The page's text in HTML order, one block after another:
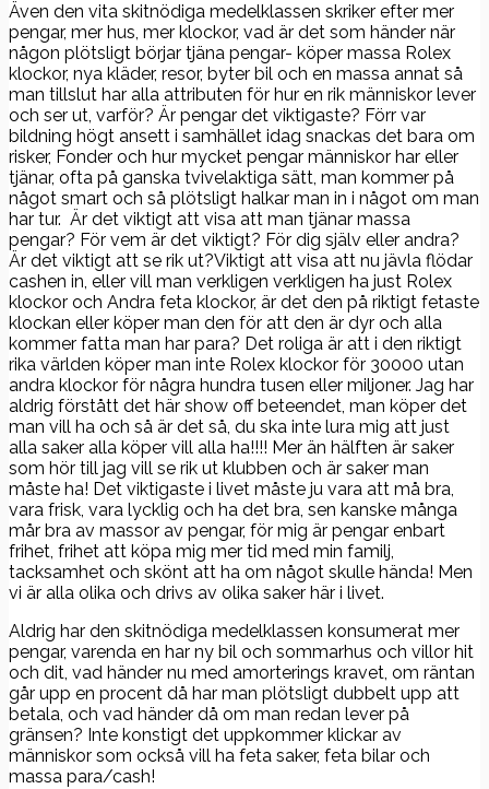
Även den vita skitnödiga medelklassen skriker efter mer
pengar, mer hus, mer klockor, vad är det som händer när
någon plötsligt börjar tjäna pengar- köper massa Rolex
klockor, nya kläder, resor, byter bil och en massa annat så
man tillslut har alla attributen för hur en rik människor lever
och ser ut, varför? Är pengar det viktigaste? Förr var
bildning högt ansett i samhället idag snackas det bara om
risker, Fonder och hur mycket pengar människor har eller
tjänar, ofta på ganska tvivelaktiga sätt, man kommer på
något smart och så plötsligt halkar man in i något om man
har tur. Är det viktigt att visa att man tjänar massa
pengar? För vem är det viktigt? För dig själv eller andra?
Är det viktigt att se rik ut?Viktigt att visa att nu jävla flödar
cashen in, eller vill man verkligen verkligen ha just Rolex
klockor och Andra feta klockor, är det den på riktigt fetaste
klockan eller köper man den för att den är dyr och alla
kommer fatta man har para? Det roliga är att i den riktigt
rika världen köper man inte Rolex klockor för 30000 utan
andra klockor för några hundra tusen eller miljoner. Jag har
aldrig förstått det här show off beteendet, man köper det
man vill ha och så är det så, du ska inte lura mig att just
alla saker alla köper vill alla ha!!!! Mer än hälften är saker
som hör till jag vill se rik ut klubben och är saker man
måste ha! Det viktigaste i livet måste ju vara att må bra,
vara frisk, vara lycklig och ha det bra, sen kanske många
mår bra av massor av pengar, för mig är pengar enbart
frihet, frihet att köpa mig mer tid med min familj,
tacksamhet och skönt att ha om något skulle hända! Men
vi är alla olika och drivs av olika saker här i livet.
Aldrig har den skitnödiga medelklassen konsumerat mer
pengar, varenda en har ny bil och sommarhus och villor hit
och dit, vad händer nu med amorterings kravet, om räntan
går upp en procent då har man plötsligt dubbelt upp att
betala, och vad händer då om man redan lever på
gränsen? Inte konstigt det uppkommer klickar av
människor som också vill ha feta saker, feta bilar och
massa para/cash!